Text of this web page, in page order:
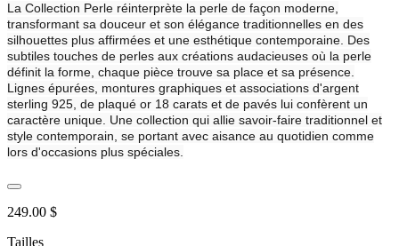
La Collection Perle réinterprète la perle de façon moderne,
transformant sa douceur et son élégance traditionnelles en des
silhouettes plus affirmées et une esthétique contemporaine. Des
subtiles touches de perles aux créations audacieuses où la perle
définit la forme, chaque pièce trouve sa place et sa présence.
Lignes épurées, montures graphiques et associations d'argent
sterling 925, de plaqué or 18 carats et de pavés lui confèrent un
caractère unique. Une collection qui allie savoir-faire traditionnel et
style contemporain, se portant avec aisance au quotidien comme
lors d'occasions plus spéciales.
249.00 $
Tailles